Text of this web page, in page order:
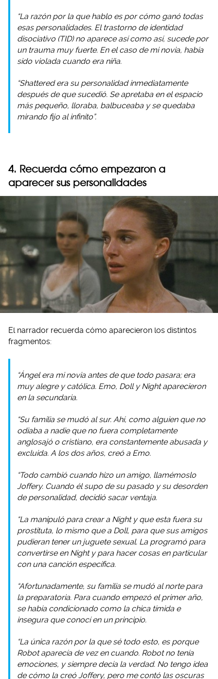
“La razón por la que hablo es por cómo ganó todas
esas personalidades. El trastorno de identidad
disociativo (TID) no aparece así como así, sucede por
un trauma muy fuerte. En el caso de mi novia, había
sido violada cuando era niña.
“Shattered era su personalidad inmediatamente
después de que sucedió. Se apretaba en el espacio
más pequeño, lloraba, balbuceaba y se quedaba
mirando fijo al infinito”.
4. Recuerda cómo empezaron a
aparecer sus personalidades
El narrador recuerda cómo aparecieron los distintos
fragmentos:
“Ángel era mi novia antes de que todo pasara; era
muy alegre y católica. Emo, Doll y Night aparecieron
en la secundaria.
“Su familia se mudó al sur. Ahí, como alguien que no
odiaba a nadie que no fuera completamente
anglosajó o cristiano, era constantemente abusada y
excluida. A los dos años, creó a Emo.
“Todo cambió cuando hizo un amigo, llamémoslo
Joffery. Cuando él supo de su pasado y su desorden
de personalidad, decidió sacar ventaja.
“La manipuló para crear a Night y que esta fuera su
prostituta, lo mismo que a Doll, para que sus amigos
pudieran tener un juguete sexual. La programó para
convertirse en Night y para hacer cosas en particular
con una canción específica.
“Afortunadamente, su familia se mudó al norte para
la preparatoria. Para cuando empezó el primer año,
se había condicionado como la chica tímida e
insegura que conocí en un principio.
“La única razón por la que sé todo esto, es porque
Robot aparecía de vez en cuando. Robot no tenía
emociones, y siempre decía la verdad. No tengo idea
de cómo la creó Joffery, pero me contó las oscuras